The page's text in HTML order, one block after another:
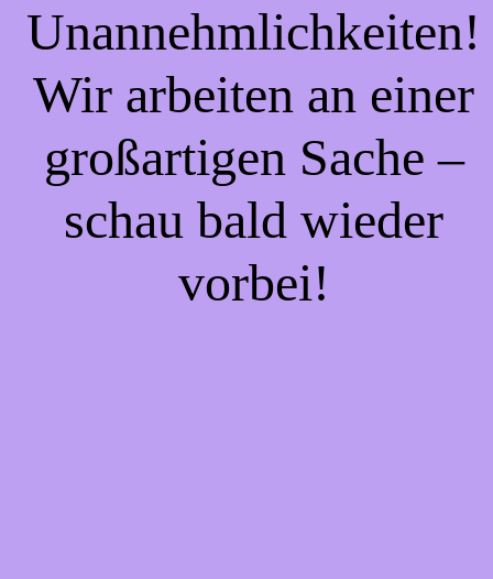
Unannehmlichkeiten!
Wir arbeiten an einer
großartigen Sache –
schau bald wieder
vorbei!